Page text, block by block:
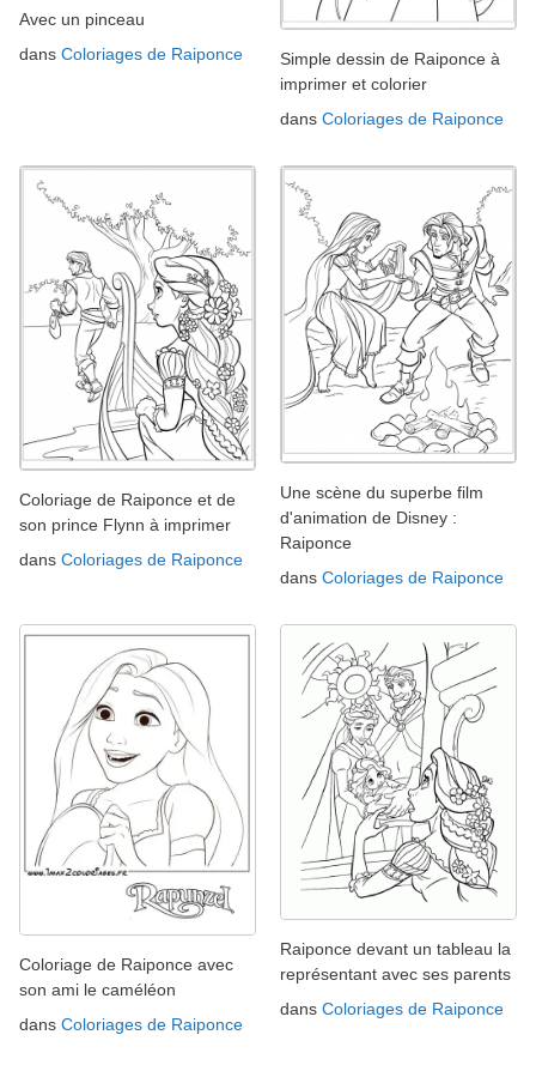
Avec un pinceau
dans Coloriages de Raiponce
Simple dessin de Raiponce à
imprimer et colorier
dans Coloriages de Raiponce
Coloriage de Raiponce et de
son prince Flynn à imprimer
dans Coloriages de Raiponce
Une scène du superbe film
d'animation de Disney :
Raiponce
dans Coloriages de Raiponce
Coloriage de Raiponce avec
son ami le caméléon
dans Coloriages de Raiponce
Raiponce devant un tableau la
représentant avec ses parents
dans Coloriages de Raiponce